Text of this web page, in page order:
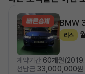
BMW
리스
계약기간 60개월
선납금 33,000,000원